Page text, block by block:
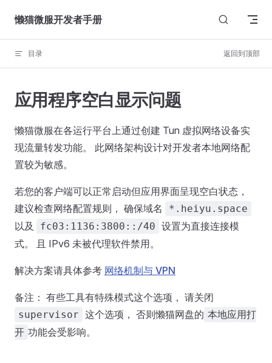
Skip to content
懒猫微服开发者手册
目录 返回到顶部
应用程序空白显示问题
懒猫微服在各运行平台上通过创建 Tun 虚拟网络设备实
现流量转发功能。 此网络架构设计对开发者本地网络配
置较为敏感。
若您的客户端可以正常启动但应用界面呈现空白状态，
建议检查网络配置规则， 确保域名
*.heiyu.space
以及 fc03:1136:3800::/40 设置为直接连接模
式。 且 IPv6 未被代理软件禁用。
解决方案请具体参考 网络机制与 VPN
备注： 有些工具有特殊模式这个选项， 请关闭
supervisor 这个选项， 否则懒猫网盘的 本地应用打
开 功能会受影响。